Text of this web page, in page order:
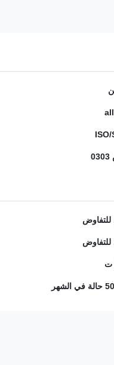
ISO/
للتفاوض
للتفاوض
ت
الشهر